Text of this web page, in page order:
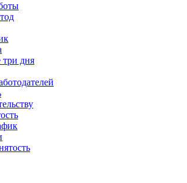
три дня